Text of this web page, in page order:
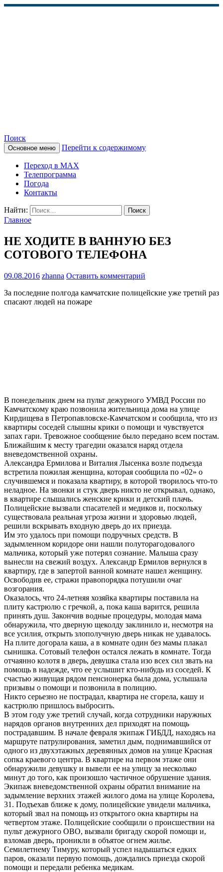
КАМЧАТСКОЕ
ИНФОРМАЦИОННОЕ
АГЕНТСТВО (КИА
«ВЕСТИ»)
Поиск
Основное меню Перейти к содержимому
Переход в MAX
Телепрограмма
Погода
Контакты
Найти:
Главное
НЕ ХОДИТЕ В ВАННУЮ БЕЗ
СОТОВОГО ТЕЛЕФОНА
09.08.2016 zhanna Оставить комментарий
За последние полгода камчатские полицейские уже третий раз
спасают людей на пожаре
В понедельник днем на пульт дежурного УМВД России по
Камчатскому краю позвонила жительница дома на улице
Кирдищева в Петропавловске-Камчатском и сообщила, что из
квартиры соседей слышны крики о помощи и чувствуется
запах гари. Тревожное сообщение было передано всем постам.
Ближайшим к месту трагедии оказался наряд отдела
вневедомственной охраны.
Александра Ермилова и Виталия Лысенка возле подъезда
встретила пожилая женщина, которая сообщила по «02» о
случившемся и показала квартиру, в которой творилось что-то
неладное. На звонки и стук дверь никто не открывал, однако,
в квартире слышались женские крики и детский плачь.
Полицейские вызвали спасателей и медиков и, поскольку
существовала реальная угроза жизни и здоровью людей,
решили вскрывать входную дверь до их приезда.
Им это удалось при помощи подручных средств. В
задымленном коридоре они нашли полуторагодовалого
мальчика, который уже потерял сознание. Малыша сразу
вынесли на свежий воздух. Александр Ермилов вернулся в
квартиру, где в запертой ванной комнате нашел женщину.
Освободив ее, стражи правопорядка потушили очаг
возгорания.
Оказалось, что 24-летняя хозяйка квартиры поставила на
плиту кастрюлю с гречкой, а, пока каша варится, решила
принять душ. Закончив водные процедуры, молодая мама
обнаружила, что дверную щеколду заклинило и, несмотря на
все усилия, открыть злополучную дверь никак не удавалось.
На плите догорала каша, а в комнате один без мамы плакал
сынишка. Сотовый телефон остался лежать в комнате. Тогда
отчаянно колотя в дверь, девушка стала изо всех сил звать на
помощь в надежде, что ее услышит кто-нибудь из соседей. К
счастью живущая рядом пенсионерка была дома, услышала
призывы о помощи и позвонила в полицию.
Никто серьезно не пострадал, квартира не сгорела, кашу и
кастрюлю пришлось выбросить.
В этом году уже третий случай, когда сотрудники наружных
нарядов органов внутренних дел приходят на помощь
пострадавшим. В начале февраля экипаж ГИБДД, находясь на
маршруте патрулирования, заметил дым, поднимавшийся от
одного из двухэтажных деревянных домов на улице Красная
сопка краевого центра. В квартире на первом этаже они
обнаружили девушку и вывели ее на улицу за несколько
минут до того, как произошло частичное обрушение здания.
Экипаж вневедомственной охраны обратил внимание на
задымление верхних этажей жилого дома на улице Королева,
31. Подъехав ближе к дому, полицейские увидели мальчика,
который звал на помощь из открытого окна квартиры на
четвертом этаже. Полицейские сообщили о происшествии на
пульт дежурного ОВО, вызвали бригаду скорой помощи и,
взломав дверь, проникли в объятое огнем жилье.
Семилетнему Тимуру, который успел надышаться едких
паров, оказали первую помощь, дождались приезда скорой
помощи и передали ребенка медикам.